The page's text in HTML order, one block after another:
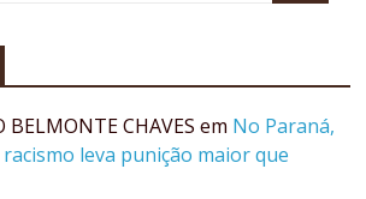
BELMONTE CHAVES em No Paraná,
leva punição maior que